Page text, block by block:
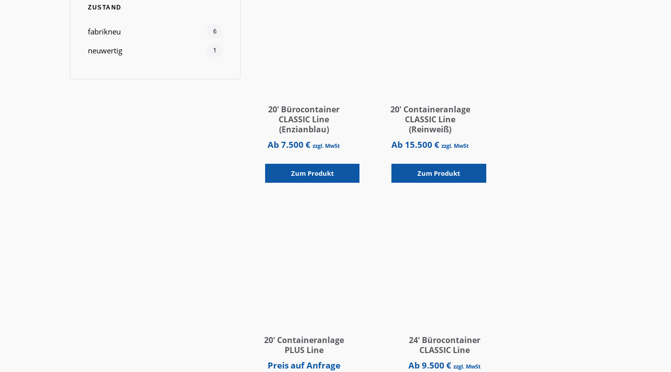
20′ Bürocontainer
CLASSIC Line
(Enzianblau)
Ab7.500€ zzgl. MwSt
fabrikneu
Zum Produkt
20′ Containeranlage
CLASSIC Line
(Reinweiß)
Ab 15.500€ zzgl. MwSt
fabrikneu
Zum Produkt
20′ Containeranlage
PLUS Line
Preis auf Anfrage
24′ Bürocontainer
CLASSIC Line
Ab9.500€ zzgl. MwSt
ZUSTAND
fabrikneu 6
neuwertig 1